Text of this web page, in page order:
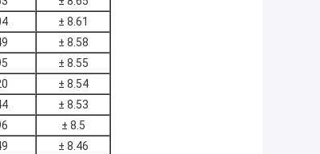
± 8.61
± 8.58
± 8.55
± 8.54
± 8.53
± 8.5
± 8.46